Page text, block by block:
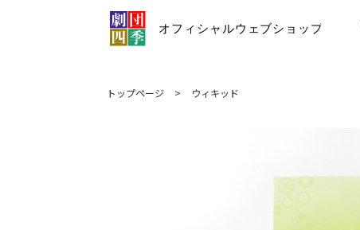
トップページ > ウィキッド